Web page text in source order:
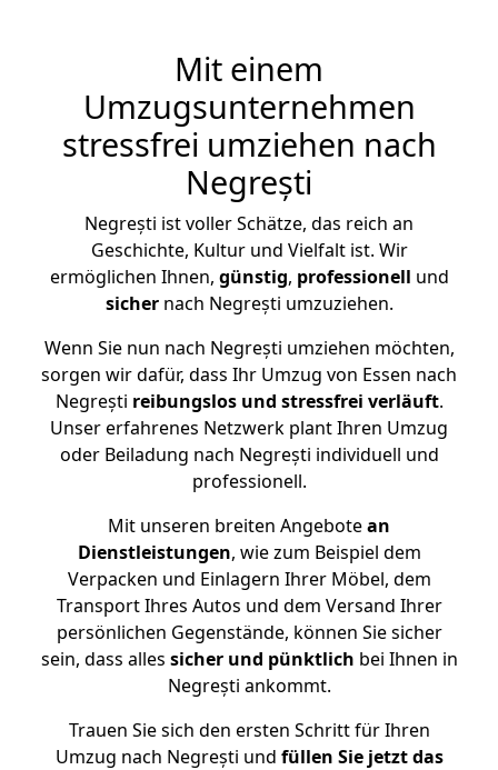
Mit einem
Umzugsunternehmen
stressfrei umziehen nach
Negrești
Negrești ist voller Schätze, das reich an
Geschichte, Kultur und Vielfalt ist. Wir
ermöglichen Ihnen, günstig, professionell und
sichernach Negrești umzuziehen.
Wenn Sie nun nach Negrești umziehen möchten,
sorgen wir dafür, dass Ihr Umzug von Essen nach
Negrești reibungslos und stressfrei verläuft.
Unser erfahrenes Netzwerk plant Ihren Umzug
oder Beiladung nach Negrești individuell und
professionell.
Mit unseren breiten Angebotean
Dienstleistungen, wie zum Beispiel dem
Verpacken und Einlagern Ihrer Möbel, dem
Transport Ihres Autos und dem Versand Ihrer
persönlichen Gegenstände, können Sie sicher
sein, dass alles sicher und pünktlich bei Ihnen in
Negrești ankommt.
Trauen Sie sich den ersten Schritt für Ihren
Umzug nach Negrești und füllen Sie jetzt das